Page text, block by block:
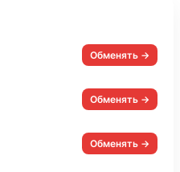
Обменять →
Обменять →
Обменять →